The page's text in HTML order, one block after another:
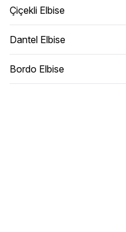
Çiçekli Elbise
Dantel Elbise
Bordo Elbise